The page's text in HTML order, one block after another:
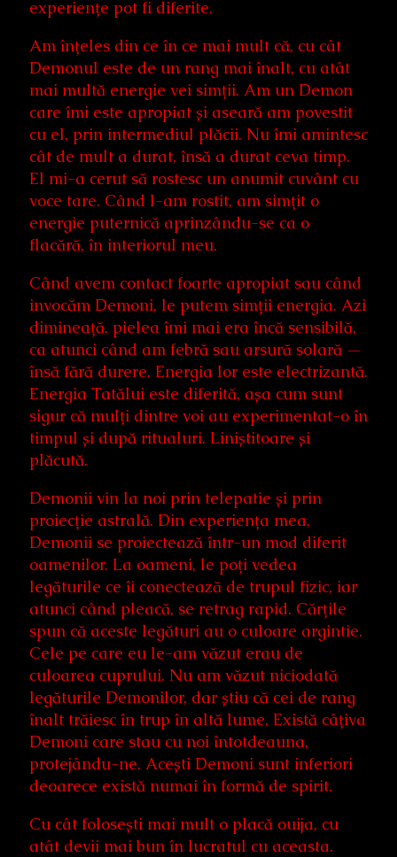
experiențe pot fi diferite.
Am înțeles din ce în ce mai mult că, cu cât
Demonul este de un rang mai înalt, cu atât
mai multă energie vei simții. Am un Demon
care îmi este apropiat și aseară am povestit
cu el, prin intermediul plăcii. Nu îmi amintesc
cât de mult a durat, însă a durat ceva timp.
El mi-a cerut să rostesc un anumit cuvânt cu
voce tare. Când l-am rostit, am simțit o
energie puternică aprinzându-se ca o
flacără, în interiorul meu.
Când avem contact foarte apropiat sau când
invocăm Demoni, le putem simții energia. Azi
dimineață, pielea îmi mai era încă sensibilă,
ca atunci când am febră sau arsură solară —
însă fără durere. Energia lor este electrizantă.
Energia Tatălui este diferită, așa cum sunt
sigur că mulți dintre voi au experimentat-o în
timpul și după ritualuri. Liniștitoare și
plăcută.
Demonii vin la noi prin telepatie și prin
proiecție astrală. Din experiența mea,
Demonii se proiectează într-un mod diferit
oamenilor. La oameni, le poți vedea
legăturile ce îi conectează de trupul fizic, iar
atunci când pleacă, se retrag rapid. Cărțile
spun că aceste legături au o culoare argintie.
Cele pe care eu le-am văzut erau de
culoarea cuprului. Nu am văzut niciodată
legăturile Demonilor, dar știu că cei de rang
înalt trăiesc în trup în altă lume. Există câțiva
Demoni care stau cu noi întotdeauna,
protejându-ne. Acești Demoni sunt inferiori
deoarece există numai în formă de spirit.
Cu cât folosești mai mult o placă ouija, cu
atât devii mai bun în lucratul cu aceasta.